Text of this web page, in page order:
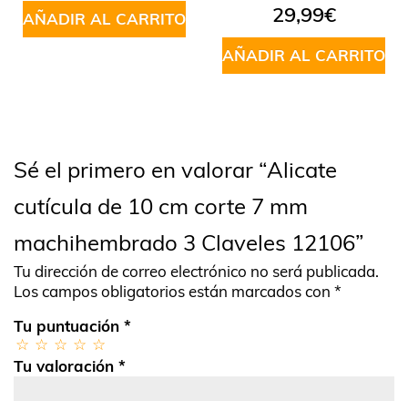
AÑADIR AL CARRITO 29,99€
AÑADIR AL CARRITO
Sé el primero en valorar “Alicate
cutícula de 10 cm corte 7 mm
machihembrado 3 Claveles 12106”
Tu dirección de correo electrónico no será publicada.
Los campos obligatorios están marcados con *
Tu puntuación *
Tu valoración *